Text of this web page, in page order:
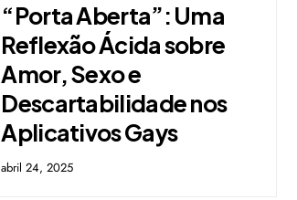
“Porta Aberta”: Uma
Reflexão Ácida sobre
Amor, Sexo e
Descartabilidade nos
Aplicativos Gays
abril 24, 2025